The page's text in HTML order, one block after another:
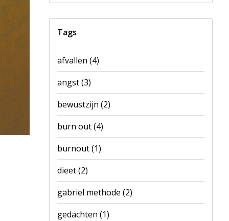
Tags
afvallen (4)
angst(3)
bewustzijn (2)
burn out(4)
burnout(1)
dieet(2)
gabriel methode (2)
gedachten (1)